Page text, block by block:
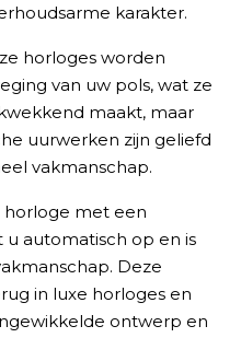
karakter.
horloges worden
van uw pols, wat ze
maakt, maar
uurwerken zijn geliefd
vakmanschap.
horloge met een
automatisch op en is
Deze
in luxe horloges en
ontwerp en